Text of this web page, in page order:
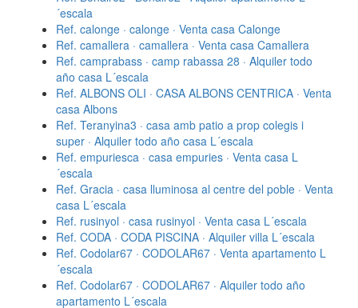
´escala
Ref. calonge · calonge · Venta casa Calonge
Ref. camallera · camallera · Venta casa Camallera
Ref. camprabass · camp rabassa 28 · Alquiler todo
año casa L´escala
Ref. ALBONS OLI · CASA ALBONS CENTRICA · Venta
casa Albons
Ref. Teranyina3 · casa amb patio a prop colegis i
super · Alquiler todo año casa L´escala
Ref. empuriesca · casa empuries · Venta casa L
´escala
Ref. Gracia · casa lluminosa al centre del poble · Venta
casa L´escala
Ref. rusinyol · casa rusinyol · Venta casa L´escala
Ref. CODA · CODA PISCINA · Alquiler villa L´escala
Ref. Codolar67 · CODOLAR67 · Venta apartamento L
´escala
Ref. Codolar67 · CODOLAR67 · Alquiler todo año
apartamento L´escala